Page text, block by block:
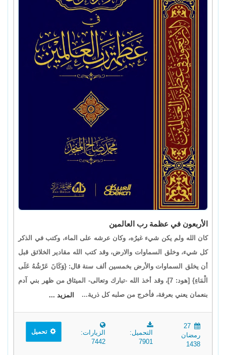
الأربعون في عظمة رب العالمين
كان الله ولم يكن شيء غيرُه، وكان عرشه على الماء، وكتب في الذكر
كل شيء، وخلق السماوات والارض، وقد كتب الله مقادير الخلائق قبل
أن يخلق السماوات والأرض بخمسين ألف سنة قال: {وَكَانَ عَرْشُهُ عَلَى
الْمَاءِ} [هود: 7]، وقد أخذ الله -تبارك وتعالى- الميثاق من ظهر بني آدم
بنعمان يعني بعرفة، فأخرج من صلبه كل ذرية...
المزيد ...
27
رمضان
1438
التحميل:
7901
الزيارات:
7442
تحميل